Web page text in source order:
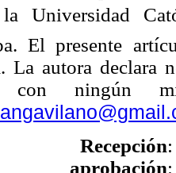
Universidad
El presente
La autora declara
ningún
Recepción
aprobación